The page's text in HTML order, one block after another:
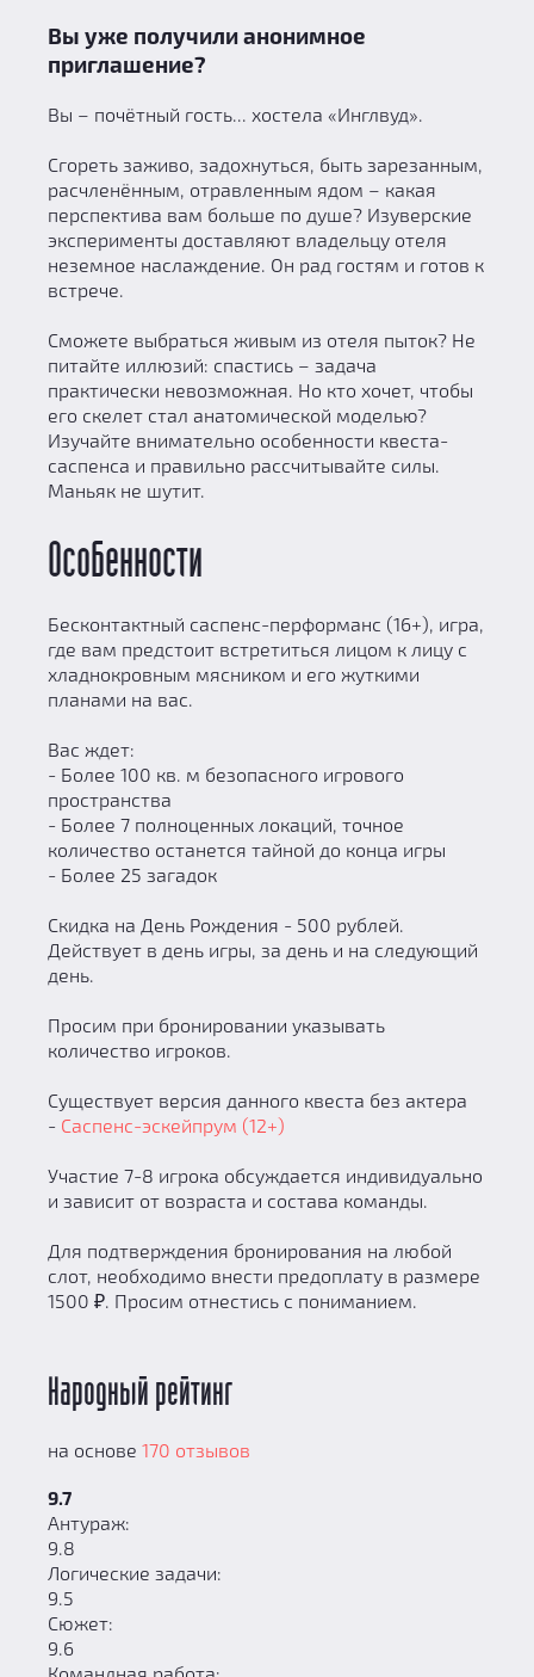
Вы уже получили анонимное
приглашение?
Вы – почётный гость... хостела «Инглвуд».
Сгореть заживо, задохнуться, быть зарезанным,
расчленённым, отравленным ядом – какая
перспектива вам больше по душе? Изуверские
эксперименты доставляют владельцу отеля
неземное наслаждение. Он рад гостям и готов к
встрече.
Сможете выбраться живым из отеля пыток? Не
питайте иллюзий: спастись – задача
практически невозможная. Но кто хочет, чтобы
его скелет стал анатомической моделью?
Изучайте внимательно особенности квеста-
саспенса и правильно рассчитывайте силы.
Маньяк не шутит.
Особенности
Бесконтактный саспенс-перформанс (16+), игра,
где вам предстоит встретиться лицом к лицу с
хладнокровным мясником и его жуткими
планами на вас.
Вас ждет:
- Более 100 кв. м безопасного игрового
пространства
- Более 7 полноценных локаций, точное
количество останется тайной до конца игры
- Более 25 загадок
Скидка на День Рождения - 500 рублей.
Действует в день игры, за день и на следующий
день.
Просим при бронировании указывать
количество игроков.
Существует версия данного квеста без актера
- Саспенс-эскейпрум (12+)
Участие 7-8 игрока обсуждается индивидуально
и зависит от возраста и состава команды.
Для подтверждения бронирования на любой
слот, необходимо внести предоплату в размере
1500 ₽. Просим отнестись с пониманием.
Народный рейтинг
на основе 170 отзывов
9.7
Антураж:
9.8
Логические задачи:
9.5
Сюжет:
9.6
Командная работа: